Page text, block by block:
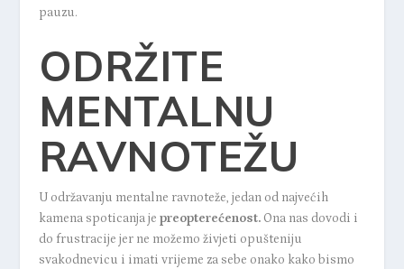
pauzu.
ODRŽITE
MENTALNU
RAVNOTEŽU
U održavanju mentalne ravnoteže, jedan od najvećih
kamena spoticanja je preopterećenost.Ona nas dovodi i
do frustracije jer ne možemo živjeti opušteniju
svakodnevicu i imati vrijeme za sebe onako kako bismo